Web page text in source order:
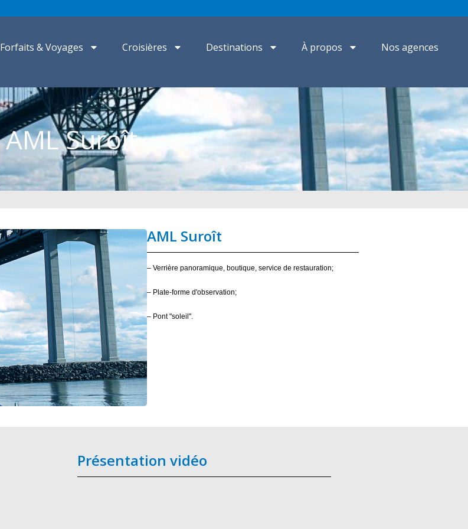
Forfaits & Voyages Croisières Destinations À propos Nos agences
AML Suroît
AML Suroît
– Verrière panoramique, boutique, service de restauration;
– Plate-forme d'observation;
– Pont "soleil".
Présentation vidéo